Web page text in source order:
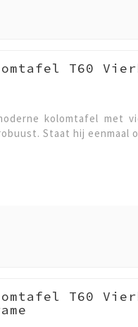
T60
kolomtafel met
Staat hij eenmaal
T60